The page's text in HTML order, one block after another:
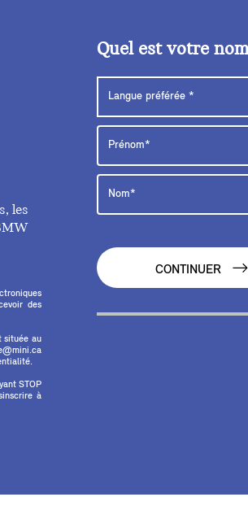
les
des
située au
STOP
à
Quel est votre
CONTINUER